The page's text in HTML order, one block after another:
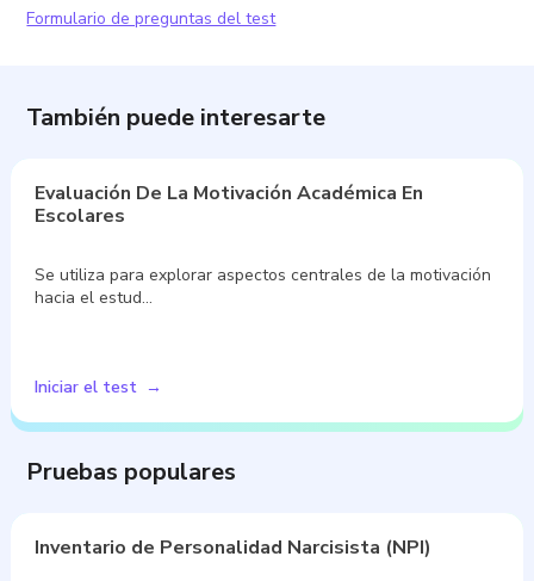
Formulario de preguntas del test
También puede interesarte
Evaluación De La Motivación Académica En
Escolares
Se utiliza para explorar aspectos centrales de la motivación
hacia el estud…
Iniciar el test
Pruebas populares
Inventario de Personalidad Narcisista (NPI)